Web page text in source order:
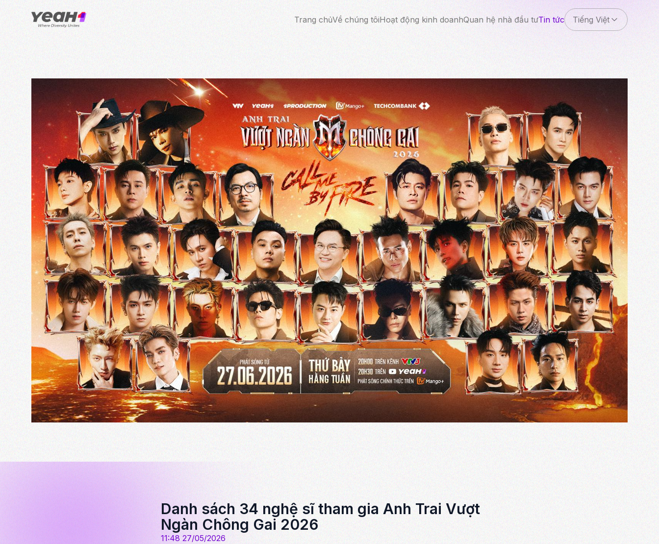
Trang chủVề chúng tôiHoạt động kinh doanhQuan hệ nhà đầu tưTin tức Tiếng Việt
Danh sách 34 nghệ sĩ tham gia Anh Trai Vượt
Ngàn Chông Gai 2026
11:48 27/05/2026